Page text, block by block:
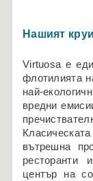
Нашият
Virtuosa е
флотилията
най-
вредни
вътрешна
ресторанти
център на